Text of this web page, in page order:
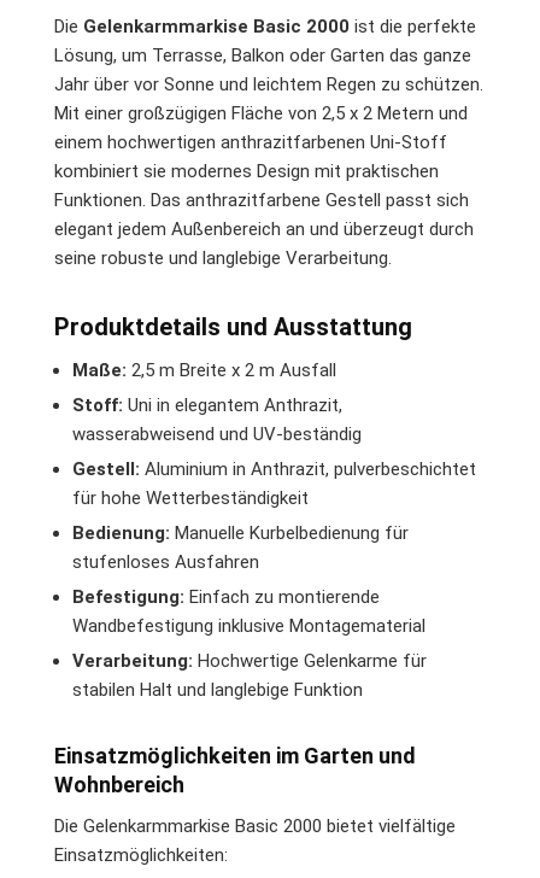
Die Gelenkarmmarkise Basic 2000 ist die perfekte
Lösung, um Terrasse, Balkon oder Garten das ganze
Jahr über vor Sonne und leichtem Regen zu schützen.
Mit einer großzügigen Fläche von 2,5 x 2 Metern und
einem hochwertigen anthrazitfarbenen Uni-Stoff
kombiniert sie modernes Design mit praktischen
Funktionen. Das anthrazitfarbene Gestell passt sich
elegant jedem Außenbereich an und überzeugt durch
seine robuste und langlebige Verarbeitung.
Produktdetails und Ausstattung
Maße: 2,5 m Breite x 2 m Ausfall
Stoff: Uni in elegantem Anthrazit,
wasserabweisend und UV-beständig
Gestell: Aluminium in Anthrazit, pulverbeschichtet
für hohe Wetterbeständigkeit
Bedienung: Manuelle Kurbelbedienung für
stufenloses Ausfahren
Befestigung: Einfach zu montierende
Wandbefestigung inklusive Montagematerial
Verarbeitung: Hochwertige Gelenkarme für
stabilen Halt und langlebige Funktion
Einsatzmöglichkeiten im Garten und
Wohnbereich
Die Gelenkarmmarkise Basic 2000 bietet vielfältige
Einsatzmöglichkeiten: